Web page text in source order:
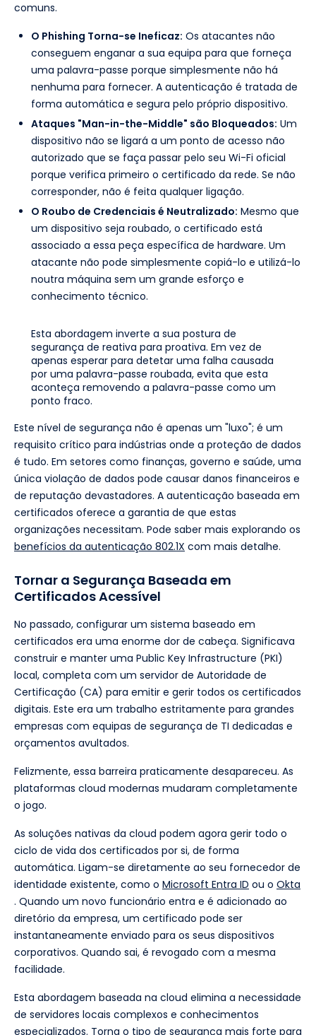
comuns.
O Phishing Torna-se Ineficaz: Os atacantes não
conseguem enganar a sua equipa para que forneça
uma palavra-passe porque simplesmente não há
nenhuma para fornecer. A autenticação é tratada de
forma automática e segura pelo próprio dispositivo.
Ataques "Man-in-the-Middle" são Bloqueados: Um
dispositivo não se ligará a um ponto de acesso não
autorizado que se faça passar pelo seu Wi-Fi oficial
porque verifica primeiro o certificado da rede. Se não
corresponder, não é feita qualquer ligação.
O Roubo de Credenciais é Neutralizado: Mesmo que
um dispositivo seja roubado, o certificado está
associado a essa peça específica de hardware. Um
atacante não pode simplesmente copiá-lo e utilizá-lo
noutra máquina sem um grande esforço e
conhecimento técnico.
Esta abordagem inverte a sua postura de
segurança de reativa para proativa. Em vez de
apenas esperar para detetar uma falha causada
por uma palavra-passe roubada, evita que esta
aconteça removendo a palavra-passe como um
ponto fraco.
Este nível de segurança não é apenas um "luxo"; é um
requisito crítico para indústrias onde a proteção de dados
é tudo. Em setores como finanças, governo e saúde, uma
única violação de dados pode causar danos financeiros e
de reputação devastadores. A autenticação baseada em
certificados oferece a garantia de que estas
organizações necessitam. Pode saber mais explorando os
benefícios da autenticação 802.1X com mais detalhe.
Tornar a Segurança Baseada em
Certificados Acessível
No passado, configurar um sistema baseado em
certificados era uma enorme dor de cabeça. Significava
construir e manter uma Public Key Infrastructure (PKI)
local, completa com um servidor de Autoridade de
Certificação (CA) para emitir e gerir todos os certificados
digitais. Este era um trabalho estritamente para grandes
empresas com equipas de segurança de TI dedicadas e
orçamentos avultados.
Felizmente, essa barreira praticamente desapareceu. As
plataformas cloud modernas mudaram completamente
o jogo.
As soluções nativas da cloud podem agora gerir todo o
ciclo de vida dos certificados por si, de forma
automática. Ligam-se diretamente ao seu fornecedor de
identidade existente, como o Microsoft Entra ID ou o Okta
. Quando um novo funcionário entra e é adicionado ao
diretório da empresa, um certificado pode ser
instantaneamente enviado para os seus dispositivos
corporativos. Quando sai, é revogado com a mesma
facilidade.
Esta abordagem baseada na cloud elimina a necessidade
de servidores locais complexos e conhecimentos
especializados. Torna o tipo de segurança mais forte para